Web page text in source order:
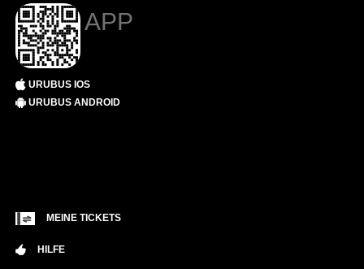
APP
URUBUS IOS
URUBUS ANDROID
MEINE TICKETS
HILFE